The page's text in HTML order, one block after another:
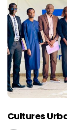
Cultures